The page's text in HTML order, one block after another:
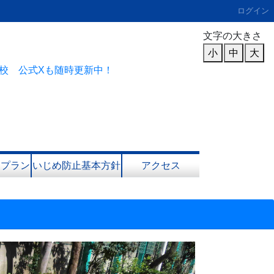
ログイン
文字の大きさ
小
中
大
公式Xも随時更新中！
ラン いじめ防止基本方針 アクセス